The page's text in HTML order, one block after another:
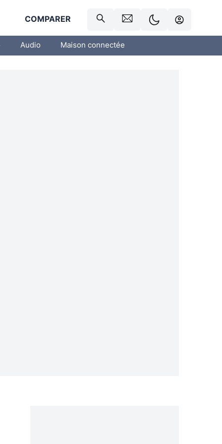
COMPARER
Audio Maison connectée